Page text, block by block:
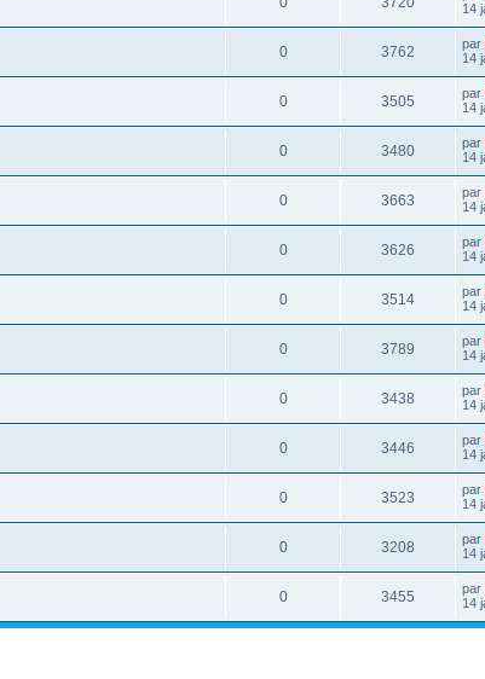
14
0 3762 par
14
0 3505 par
14
0 3480 par
14
0 3663 par
14
0 3626 par
14
0 3514 par
14
0 3789 par
14
0 3438 par
14
0 3446 par
14
0 3523 par
14
0 3208 par
14
0 3455 par
14